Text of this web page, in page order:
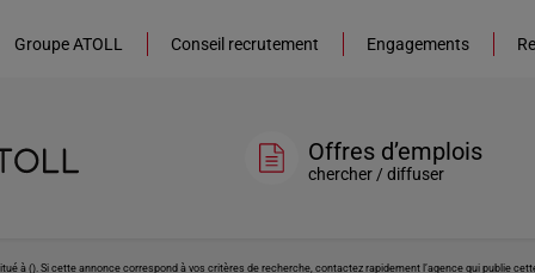
Groupe ATOLL Conseil recrutement Engagements
Offres d’emplois
chercher / diffuser
à (). Si cette annonce correspond à vos critères de recherche, contactez rapidement l’agence qui publie